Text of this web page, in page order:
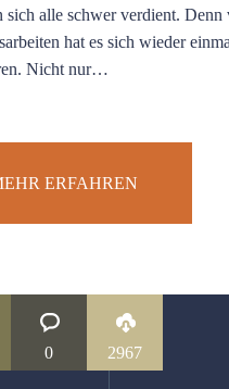
sich alle schwer verdient.
hat es sich wieder
Nicht nur…
ERFAHREN
0 2967